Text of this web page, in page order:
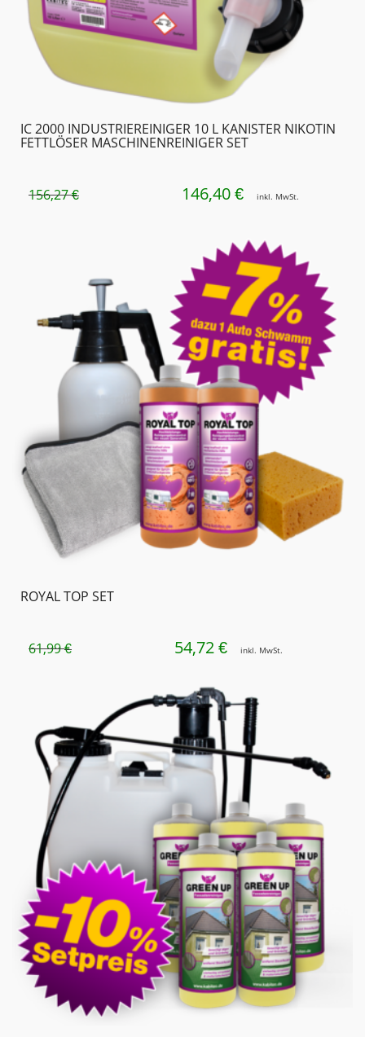
IC 2000 INDUSTRIE­REINIGER 10 L KANISTER NIKOTIN
FETTLÖSER MASCHINEN­REINIGER SET
156,27€
URSPRÜNGLICHER
156,27 €
146,40 €AKTUELLER
IST:
146,40 €.
inkl. MwSt.
ROYAL TOP SET
61,99€
URSPRÜNGLICHER
WAR:
61,99 €
54,72 €AKTUELLER
IST:
54,72 €.
inkl. MwSt.